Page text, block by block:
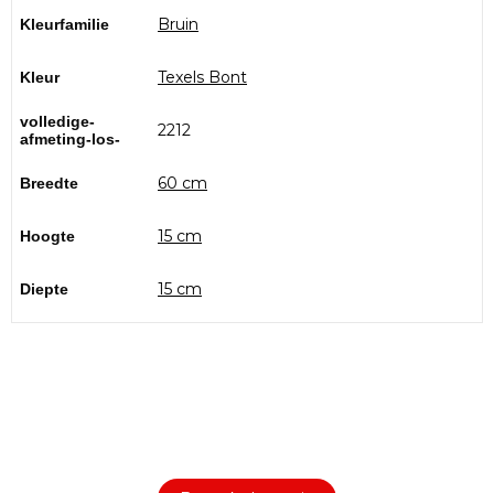
Kleurfamilie Bruin
Kleur Texels Bont
volledige-
afmeting-los-
2212
Breedte 60 cm
Hoogte 15 cm
Diepte 15 cm